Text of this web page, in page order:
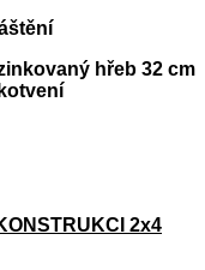
hřeb 32 cm
2x4